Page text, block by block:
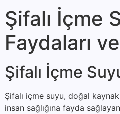
Şifalı İçme
Faydaları
Şifalı İçme
Şifalı içme suyu, doğal
insan sağlığına fayda